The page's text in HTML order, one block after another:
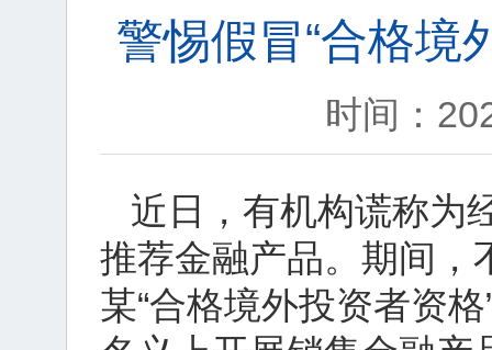
警惕假冒“合格境
时间：
近日，有机构谎称为
推荐金融产品。期间，
某“合格境外投资者资